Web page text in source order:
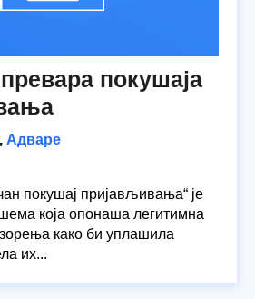
покушаја
, Адваре
покушај пријављивања“ је
која опонаша легитимна
како би уплашила
их...